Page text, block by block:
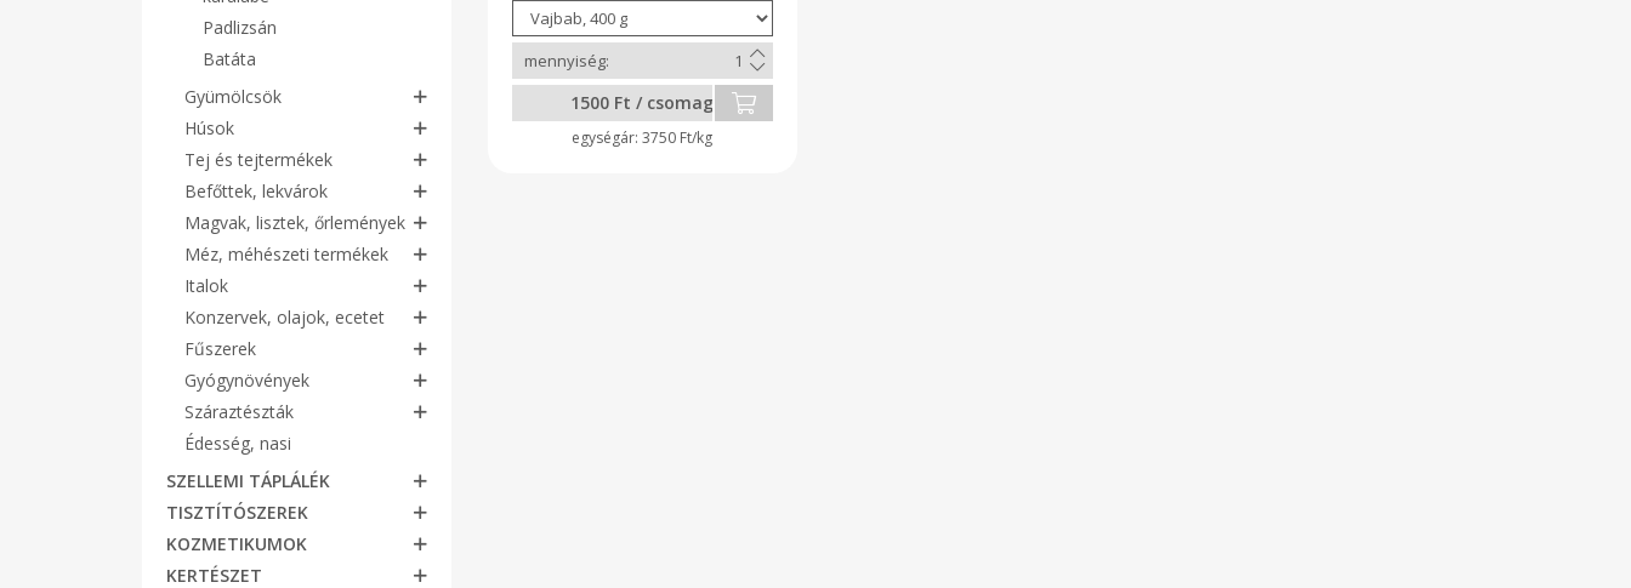
Padlizsán
Batáta
Gyümölcsök
Húsok
Tej és tejtermékek
Befőttek, lekvárok
Magvak, lisztek, őrlemények
Méz, méhészeti termékek
Italok
Konzervek, olajok, ecetet
Fűszerek
Gyógynövények
Száraztészták
Édesség, nasi
SZELLEMI TÁPLÁLÉK
TISZTÍTÓSZEREK
KOZMETIKUMOK
KERTÉSZET
1500 Ft / csomag
3750 Ft/kg